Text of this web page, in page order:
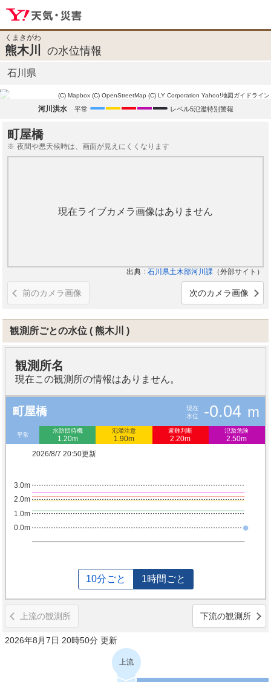
くまきがわ
熊木川 の水位情報
石川県
(C) Mapbox (C) OpenStreetMap (C) LY Corporation Yahoo!地図ガイドライン
河川洪水 平常 レベル5氾濫特別警報
町屋橋
夜間や悪天候時は、画面が見えにくくなります
現在ライブカメラ画像はありません
出典 石川県土木部河川課 （外部サイト）
前のカメラ画像 次のカメラ画像
観測所ごとの水位 熊木川
観測所名
現在この観測所の情報はありません。
町屋橋
現在
水位
-0.04 m
平常
水防団待機
1.20m
氾濫注意
1.90m
避難判断
2.20m
氾濫危険
2.50m
2026/8/7 20:50更新
0.0m
1.0m
2.0m
3.0m
10分ごと 1時間ごと
上流の観測所 下流の観測所
2026年8月7日 20時50分 更新
上流